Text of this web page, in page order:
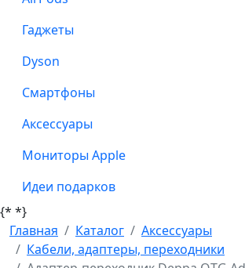
Гаджеты
Dyson
Смартфоны
Аксессуары
Мониторы Apple
Идеи подарков
{* *}
Главная
Каталог
Аксессуары
Кабели, адаптеры, переходники